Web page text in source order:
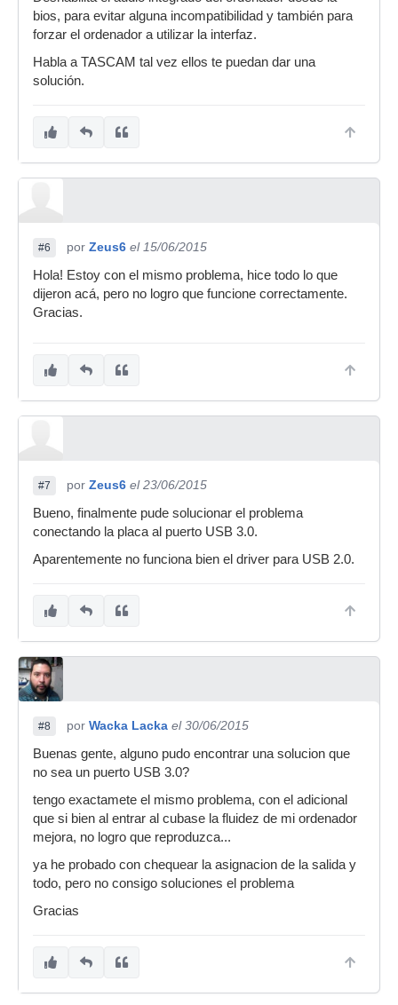
bios, para evitar alguna incompatibilidad y también para
forzar el ordenador a utilizar la interfaz.
Habla a TASCAM tal vez ellos te puedan dar una
solución.
#6 por Zeus6 el 15/06/2015
Hola! Estoy con el mismo problema, hice todo lo que
dijeron acá, pero no logro que funcione correctamente.
Gracias.
#7 por Zeus6 el 23/06/2015
Bueno, finalmente pude solucionar el problema
conectando la placa al puerto USB 3.0.
Aparentemente no funciona bien el driver para USB 2.0.
#8 por Wacka Lacka el 30/06/2015
Buenas gente, alguno pudo encontrar una solucion que
no sea un puerto USB 3.0?
tengo exactamete el mismo problema, con el adicional
que si bien al entrar al cubase la fluidez de mi ordenador
mejora, no logro que reproduzca...
ya he probado con chequear la asignacion de la salida y
todo, pero no consigo soluciones el problema
Gracias